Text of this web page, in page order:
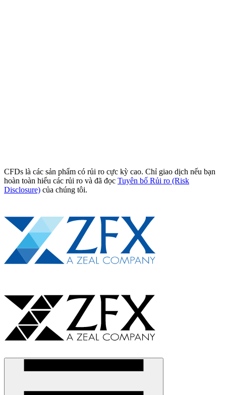
CFDs là các sản phẩm có rủi ro cực kỳ cao. Chỉ giao dịch nếu bạn
hoàn toàn hiểu các rủi ro và đã đọc Tuyên bố Rủi ro (Risk
Disclosure) của chúng tôi.